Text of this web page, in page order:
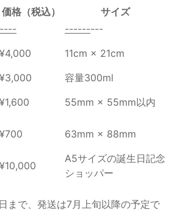
価格（税込）
サイズ
---- ---------
¥4,000
11cm × 21cm
¥3,000
容量300ml
¥1,600
55mm × 55mm以内
¥700
63mm × 88mm
¥10,000
A5サイズの誕生日記念
ショッパー
まで、発送は7月上旬以降の予定で